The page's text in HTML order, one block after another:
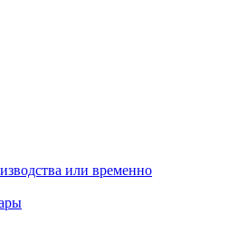
или временно